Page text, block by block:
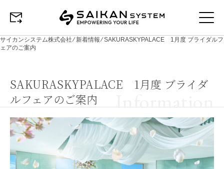
サイカンシステム株式会社⁄新着情報⁄SAKURASKYPALACE 1月度 ブライダルフ
ェアのご案内
SAKURASKYPALACE 1月度 ブライダ
ルフェアのご案内
Information